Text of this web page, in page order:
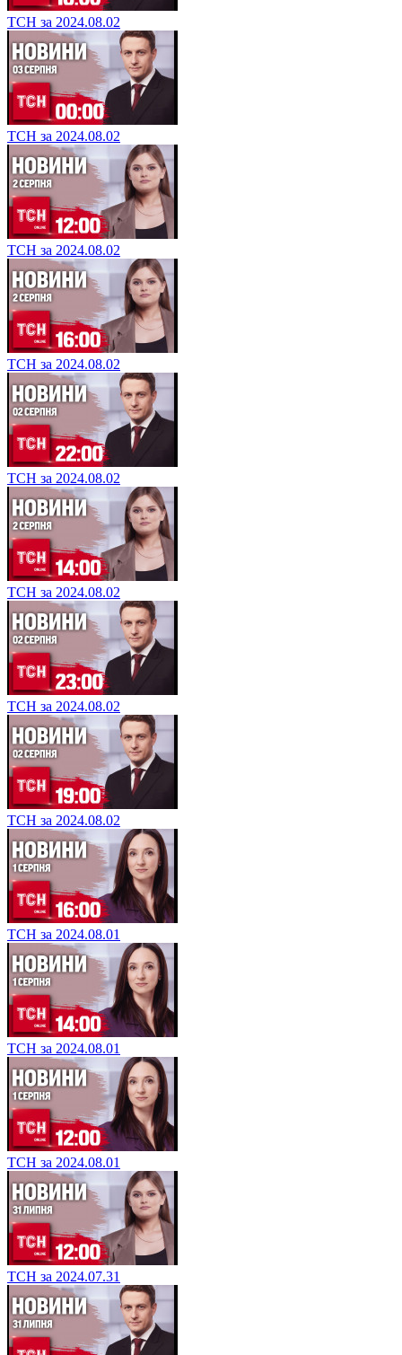
ТСН за 2024.08.02
ТСН за 2024.08.02
ТСН за 2024.08.02
ТСН за 2024.08.02
ТСН за 2024.08.02
ТСН за 2024.08.02
ТСН за 2024.08.02
ТСН за 2024.08.02
ТСН за 2024.08.01
ТСН за 2024.08.01
ТСН за 2024.08.01
ТСН за 2024.07.31